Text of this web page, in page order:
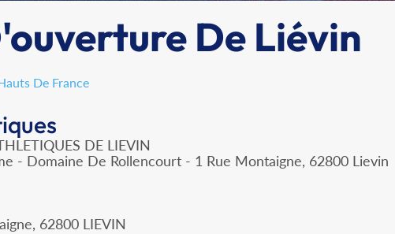
De Liévin
De France
DE LIEVIN
- Domaine De Rollencourt - 1 Rue Montaigne, 62800 Lievin
62800 LIEVIN